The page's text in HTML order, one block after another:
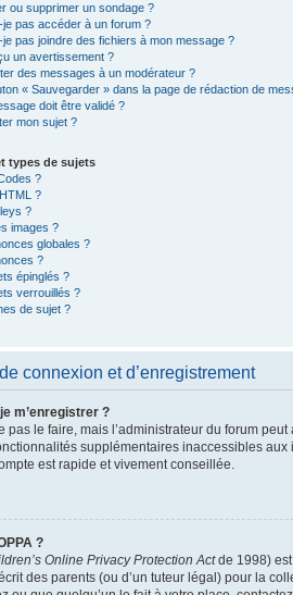
ou supprimer un sondage ?
je pas accéder à un forum ?
je pas joindre des fichiers à mon message ?
un avertissement ?
des messages à un modérateur ?
« Sauvegarder » dans la page de rédaction de
doit être validé ?
mon sujet ?
types de sujets
?
?
?
images ?
globales ?
?
épinglés ?
verrouillés ?
de sujet ?
connexion et d’enregistrement
m’enregistrer ?
pas le faire, mais l’administrateur du forum
supplémentaires inaccessibles
est rapide et vivement conseillée.
?
Online Privacy Protection Actde 1998) est
des parents (ou d’un tuteur légal) pour la